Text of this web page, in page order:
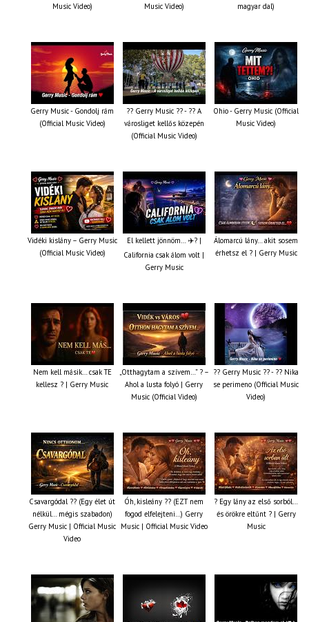
Music Video)
Music Video)
magyar dal)
Gerry Music - Gondolj rám
(Official Music Video)
?? Gerry Music ?? - ?? A
városliget kellős közepén
(Official Music Video)
Ohio - Gerry Music (Official
Music Video)
Vidéki kislány – Gerry Music
(Official Music Video)
El kellett jönnöm… ✈️? |
California csak álom volt |
Gerry Music
Álomarcú lány… akit sosem
érhetsz el ? | Gerry Music
Nem kell másik… csak TE
kellesz ? | Gerry Music
„Otthagytam a szívem…” ? –
Ahol a lusta folyó | Gerry
Music (Official Video)
?? Gerry Music ?? - ?? Nika
se perimeno (Official Music
Video)
Csavargódal ?? (Egy élet út
nélkül… mégis szabadon)
Gerry Music | Official Music
Video
Óh, kisleány ?? (EZT nem
fogod elfelejteni…) Gerry
Music | Official Music Video
? Egy lány az első sorból…
és örökre eltűnt ? | Gerry
Music